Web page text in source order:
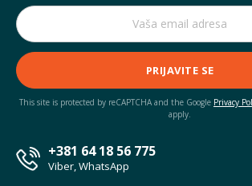
PRIJAVITE SE
This site is protected by reCAPTCHA and the Google Privacy
apply.
+381 64 18 56 775
Viber, WhatsApp